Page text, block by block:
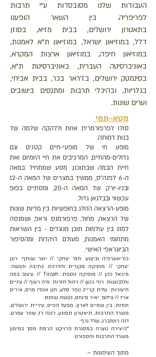
העבודות שלנו מסובסדות ע"י תרבות
לפריפריה. בין השאר הופענו
בתאטרון ירושלים, בבית מזיא, בסוזן
דלל, במוזיאון ישראל, במוזיאון ת"א לאמנות,
במוזיאון חיפה, במוזיאון ארצות המקרא,
באוניברסיטה העברית, באוניברסיטת ת"א,
בסינמטק ירושלים, בז'ראר בכר, בבית אביחי,
בגלריות, ובהיכלי תרבות ומתנסים בישובים
וערים שונות.
מטא-תמי
סולו לפרפורמרית אחת וללהקה שלמה של
בנות דמותה.
מופע חי של מופעי-חיים קטנים וגם
גדולים-מהחיים, המרכיבים את חיי היומיום ואת
חיית הבמה שבתוכנו, מסע שמתחיל במאה
ה-6 לפנה"ס, ממשיך במצרים של המאה ה-12
ובניו-יורק של המאה ה-20, ומסתיים בפופ
עכשווי ובבלגאן גדול.
מופע-הרצאה הזולג בחופשיות בין מדיות שונות
של הרצאה, מחול, פרפורמנס וראפ, ושמנסה
למזג בין עולמות תוכן מנוגדים - בין השראות
מתחומי האמנות, מעולם היהדות ומהסיפור
הביוגראפי האישי.
כוריאוגרפיה וביצוע: תמי יצחקי // יוצר שותף: רונן
יצחקי // מוסיקה מקורית והדרכת כתיבה והגשה:
מיכאל כהן // מוסיקה נוספת: Tirzah // עיצוב במה
ותלבושות: רוזי כנען // ניהול חזרות: מיה רשף // עיניים
חיצוניות: עלית קרייז, נופר סלע, חנן אננדו מרס, איריס
ארז // צילום: יאיר מיוחס, נטשה שחנס
תודות: בין שמיים לארץ, מפעל הפיס, עיריית ירושלים,
משרד התרבות, תיאטרון תמונע, רננה רז, עופר עמרם,
דנה רוטנברג, עודד גרף
*היצירה נוצרה במסגרת פרויקט הרמת מסך במימון
משרד התרבות והספורט
מתוך העיתונות –